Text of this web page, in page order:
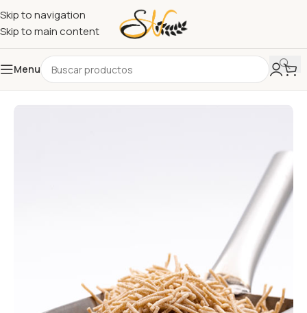
Skip to navigation
Skip to main content
Menu